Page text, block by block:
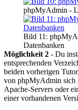
phpMyAdmin -
Bild 11:
Datenbanken
Möglichkeit 2 - Du
entsprechenden
beiden vorherigen
von phpMyAdmin sich
Apache-Servers oder
einer vorhandenen